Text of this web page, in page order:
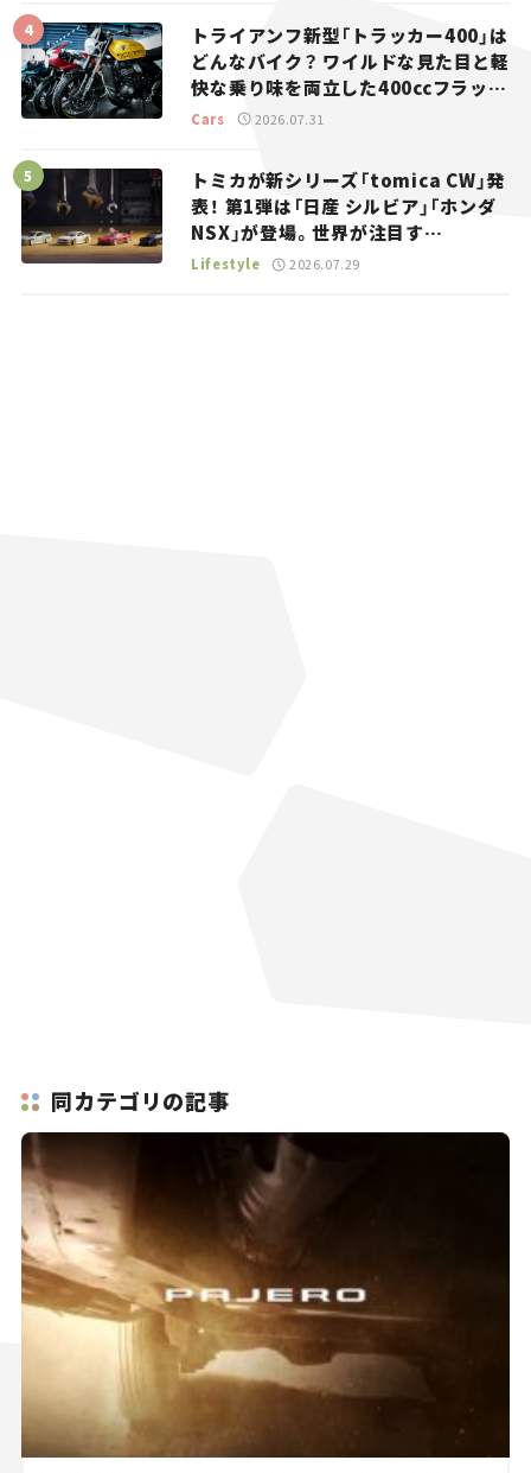
トライアンフ新型「トラッカー400」は
どんなバイク？ ワイルドな見た目と軽
快な乗り味を両立した400ccフラット
トラッカー【試乗レビュー】
Cars 2026.07.31
トミカが新シリーズ「tomica CW」発
表！ 第1弾は「日産 シルビア」「ホンダ
NSX」が登場。世界が注目す
る“JDM”に焦点【クルマとホビー】
Lifestyle 2026.07.29
同カテゴリの記事